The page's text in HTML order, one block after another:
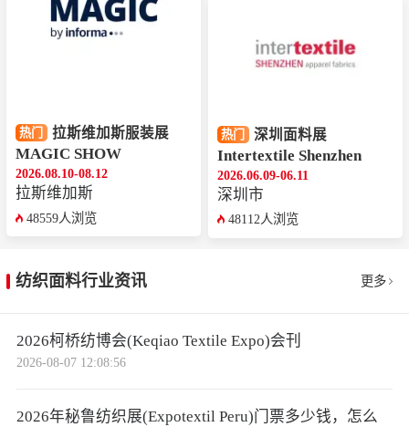
热门 拉斯维加斯服装展
MAGIC SHOW
2026.08.10-08.12
拉斯维加斯
48559人浏览
热门 深圳面料展
Intertextile Shenzhen
2026.06.09-06.11
深圳市
48112人浏览
纺织面料行业资讯 更多
2026柯桥纺博会(Keqiao Textile Expo)会刊
2026-08-07 12:08:56
2026年秘鲁纺织展(Expotextil Peru)门票多少钱，怎么